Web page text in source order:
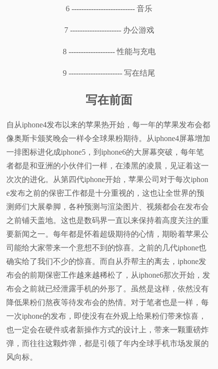
6 -------------------------- 音乐
7 --------------------- 办公游戏
8 ------------------- 性能与充电
9 ---------------------- 写在结尾
写在前面
自从iphone4发布以来的苹果热开始，每一年的苹果发布会都
像奥斯卡颁奖晚会一样令全球果粉期待。从iphone4屏幕增加
一排图标进化成iphone5，到iphone6的大屏幕突破，每年笔
者都是和亚洲的小伙伴们一样，在漆黑的凌晨，见证着这一
次次的进化。从第四代iphone开始，苹果公司对于每次iphon
e发布之前的保密工作都是十分重视的，这也让全世界的预
测师们大展拳脚，各种预测与渲染图片、视频都会在发布会
之前铺天盖地。这也是数码界一直以来保持着高度关注的重
要新闻之一。每年都是怀着超级期待的心情，期盼着苹果公
司能给大家带来一个意想不到的惊喜。之前的几代iphone也
确实给了我们不少的惊喜。而自从乔帮主的离去，iphone发
布会的前期保密工作越来越稀松了，从iphone6那次开始，发
布会之前就已经泄露手机的外形了。虽然是这样，依然没有
降低果粉们熬夜等待发布会的热情。对于笔者也是一样，每
一次iphone的发布，即使没有在外观上给果粉们带来惊喜，
也一定会在硬件或者新操作方式的设计上，带来一颗重磅炸
弹，而往往这颗炸弹，都是引领了年内全球手机市场发展的
风向标。